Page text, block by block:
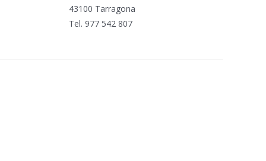
43100 Tarragona
Tel. 977 542 807